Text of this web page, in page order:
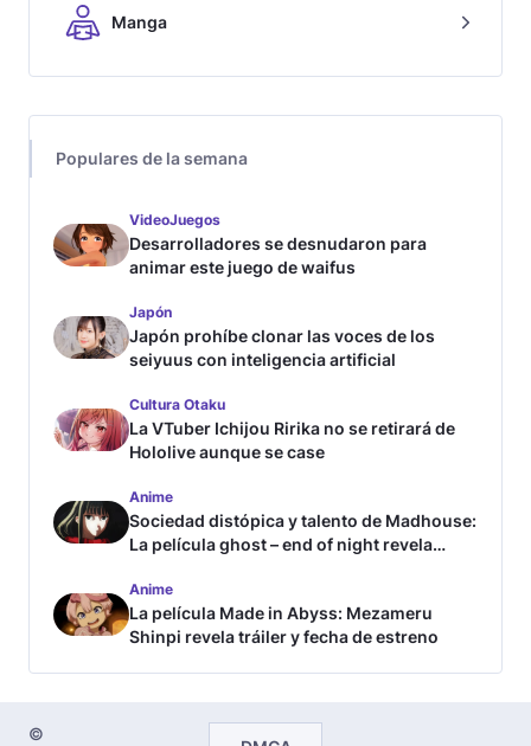
Manga
Populares de la semana
VideoJuegos
Desarrolladores se desnudaron para
animar este juego de waifus
Japón
Japón prohíbe clonar las voces de los
seiyuus con inteligencia artificial
Cultura Otaku
La VTuber Ichijou Ririka no se retirará de
Hololive aunque se case
Anime
Sociedad distópica y talento de Madhouse:
La película ghost – end of night revela
Anime
La película Made in Abyss: Mezameru
Shinpi revela tráiler y fecha de estreno
©